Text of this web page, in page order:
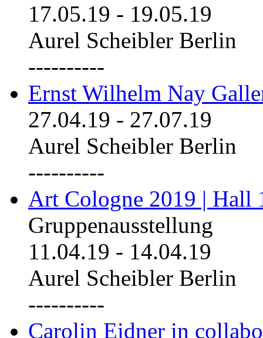
17.05.19 - 19.05.19
Aurel Scheibler Berlin
----------
Ernst Wilhelm Nay
27.04.19 - 27.07.19
Aurel Scheibler Berlin
----------
Art Cologne 2019 | Hall
Gruppenausstellung
11.04.19 - 14.04.19
Aurel Scheibler Berlin
----------
Carolin Eidner in